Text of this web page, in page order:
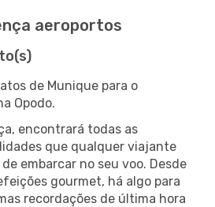
aeroportos
de Munique para o
Opodo.
encontrará todas as
que qualquer viajante
embarcar no seu voo. Desde
gourmet, há algo para
recordações de última hora